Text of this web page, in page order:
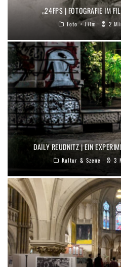
„24FPS | FOTOGRAFIE IM
Foto + Film 2
DAILY REUDNITZ | EIN
Kultur & Szene 3